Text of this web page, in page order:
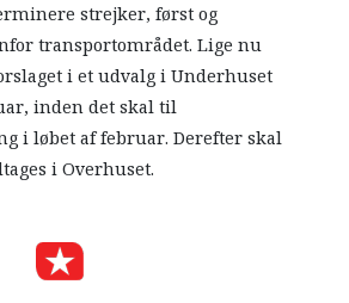
strejker, først og
transportområdet. Lige nu
i et udvalg i Underhuset
inden det skal til
i løbet af februar. Derefter skal
i Overhuset.